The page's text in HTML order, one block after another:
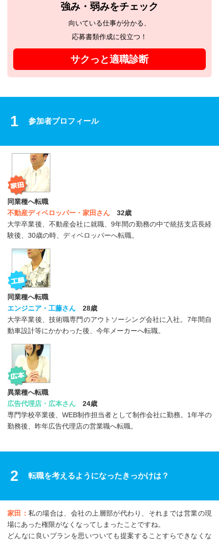
強み・弱みをチェック
向いている仕事が分かる、
応募書類作成に役立つ！
サクっと適職診断
1 参加者プロフィール
同業種へ転職
不動産ディベロッパー・家田さん 32歳
大学卒業後、不動産会社に就職、9年間の勤務の中で統括支店長経
験後、30歳の時、ディベロッパーへ転職。
同業種へ転職
エンジニア・工藤さん 28歳
大学卒業後、技術職専門のアウトソーシング会社に入社。7年間自
動車設計等にかかわった後、今年メーカーへ転職。
異業種へ転職
広告代理店・広本さん 24歳
専門学校卒業後、WEB制作担当者として制作会社に勤務。1年半の
勤務後、昨年広告代理店の営業職へ転職。
2 転職を考えるようになったきっかけは？
家田：私の場合は、会社の上層部が代わり、それまでは営業の現
場にあった権限がなくなってしまったことですね。
どんなに良いプランを思いついても提案することすらできなくな